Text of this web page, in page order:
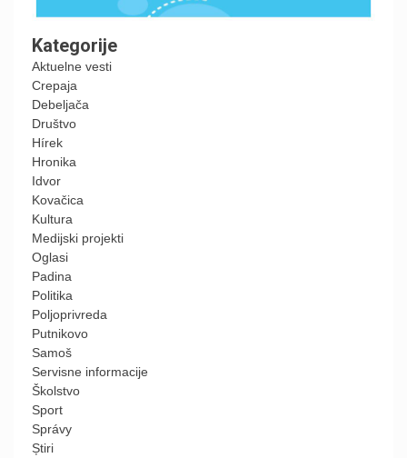
Kategorije
Aktuelne vesti
Crepaja
Debeljača
Društvo
Hírek
Hronika
Idvor
Kovačica
Kultura
Medijski projekti
Oglasi
Padina
Politika
Poljoprivreda
Putnikovo
Samoš
Servisne informacije
Školstvo
Sport
Správy
Știri